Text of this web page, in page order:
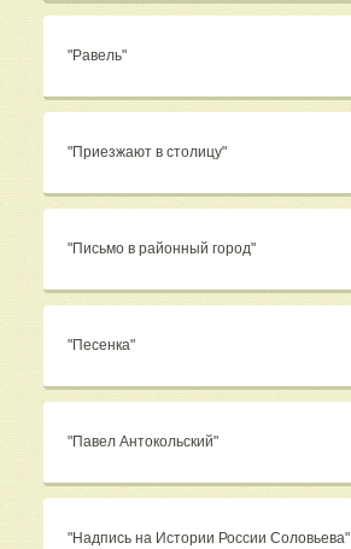
"Равель"
"Приезжают в столицу"
"Письмо в районный город"
"Песенка"
"Павел Антокольский"
"Надпись на Истории России Соловьева"